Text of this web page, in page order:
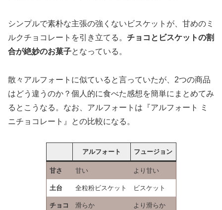
シンプルで素朴な主張の強くないビスケットが、甘めのミ
ルクチョコレートを引き立てる。 チョコとビスケットの割
合が絶妙のお菓子となっている。
散々アルフォートに似ていると言っていたが、2つの商品
はどう違うのか？個人的に食べた感想を簡単にまとめてみ
るとこうなる。なお、アルフォートは『アルフォート ミ
ニチョコレート』との比較になる。
アルフォート フュージョン
甘さ 甘い より甘い
土台 全粒粉ビスケット ビスケット
チョコ 滑らか より滑らか